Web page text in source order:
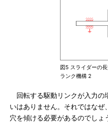
図5 スライダーの
ランク機構 2
回転する駆動リンクが入力の
いはありません。それではな
穴を傾ける必要があるのでしょ